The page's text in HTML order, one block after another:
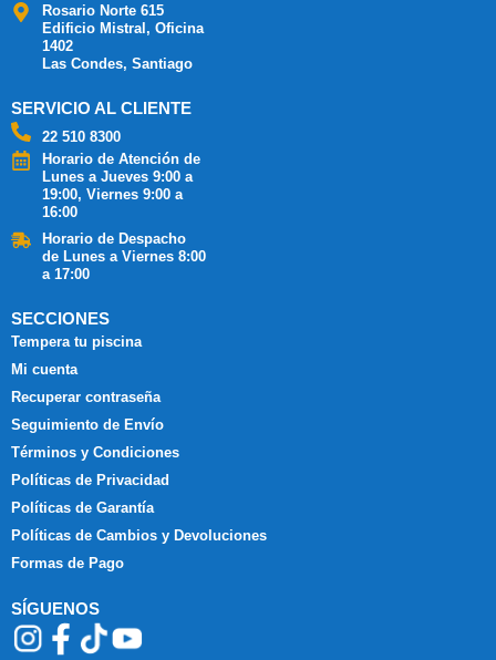
Rosario Norte 615
Edificio Mistral, Oficina
1402
Las Condes, Santiago
SERVICIO AL CLIENTE
22 510 8300
Horario de Atención de
Lunes a Jueves 9:00 a
19:00, Viernes 9:00 a
16:00
Horario de Despacho
de Lunes a Viernes 8:00
a 17:00
SECCIONES
Tempera tu piscina
Mi cuenta
Recuperar contraseña
Seguimiento de Envío
Términos y Condiciones
Políticas de Privacidad
Políticas de Garantía
Políticas de Cambios y Devoluciones
Formas de Pago
SÍGUENOS